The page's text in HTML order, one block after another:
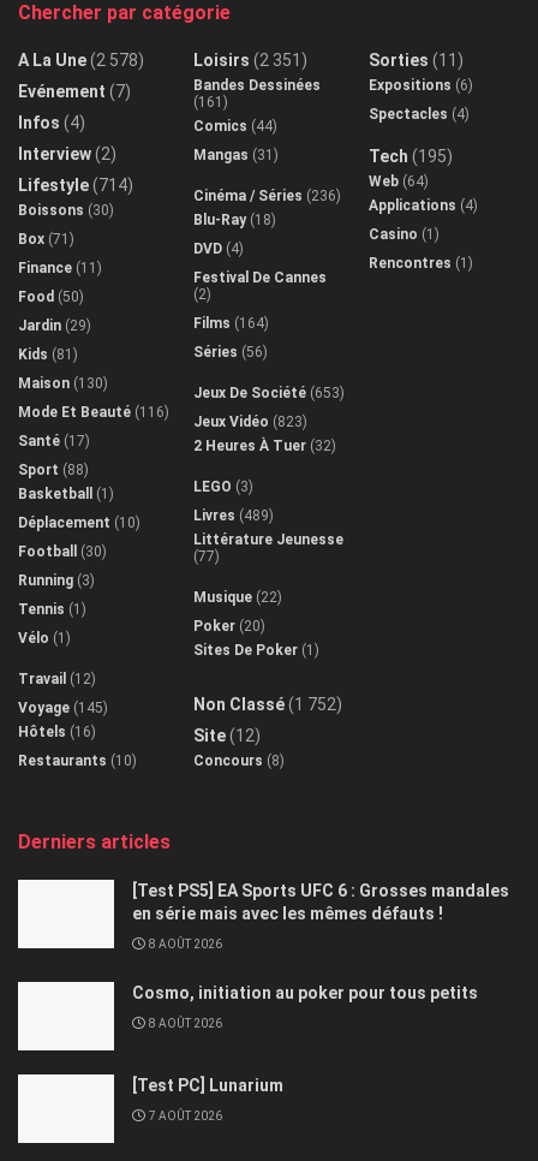
Chercher par catégorie
A La Une(2 578)
Evénement (7)
Infos (4)
Interview(2)
Lifestyle(714)
Boissons (30)
Box (71)
Finance (11)
Food (50)
Jardin (29)
Kids (81)
Maison (130)
Mode Et Beauté (116)
Santé (17)
Sport (88)
Basketball
(1)
Déplacement (10)
Football
(30)
Running (3)
Tennis (1)
Vélo (1)
Travail (12)
Voyage (145)
Hôtels (16)
Restaurants (10)
Loisirs (2 351)
Bandes Dessinées
(161)
Comics (44)
Mangas (31)
Cinéma / Séries (236)
Blu-Ray(18)
DVD (4)
Festival De Cannes
(2)
Films (164)
Séries (56)
Jeux De Société (653)
Jeux Vidéo (823)
2 Heures À Tuer (32)
LEGO (3)
Livres (489)
Littérature Jeunesse
(77)
Musique (22)
Poker (20)
Sites De Poker (1)
Non Classé(1 752)
Site(12)
Concours (8)
Sorties (11)
Expositions (6)
Spectacles (4)
Tech (195)
Web (64)
Applications (4)
Casino (1)
Rencontres (1)
Derniers articles
[Test PS5] EA Sports UFC 6 : Grosses mandales
en série mais avec les mêmes défauts !
8 AOÛT 2026
Cosmo, initiation au poker pour tous petits
8 AOÛT 2026
[Test PC] Lunarium
7 AOÛT 2026